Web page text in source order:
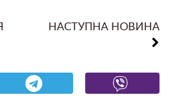
НАСТУПНА НОВИНА